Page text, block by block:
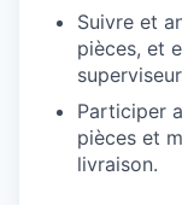
Suivre et
pièces, et
Participer
pièces et
livraison.